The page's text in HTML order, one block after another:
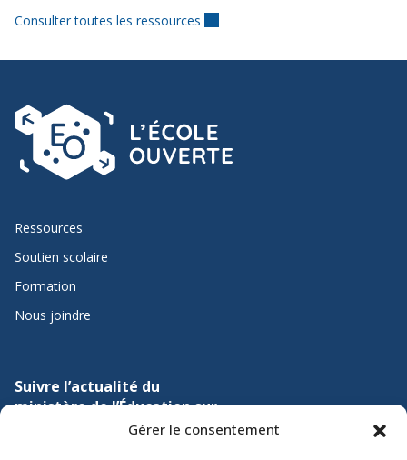
Gérer le consentement
Consulter toutes les ressources
Ressources
Soutien scolaire
Formation
Nous joindre
Suivre l’actualité du
ministère de l’Éducation sur